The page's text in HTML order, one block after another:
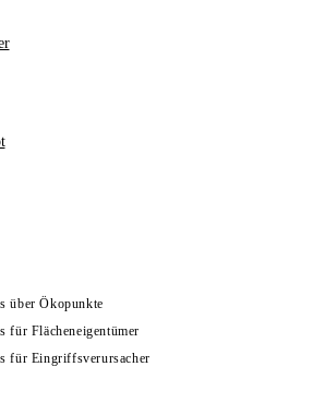
über Ökopunkte
für Flächeneigentümer
für Eingriffsverursacher